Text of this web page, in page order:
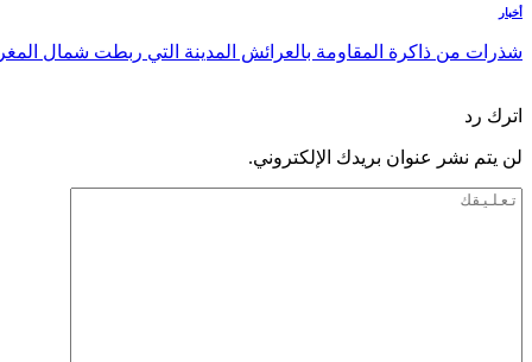
أخبار
شذرات من ذاكرة المقاومة بالعرائش المدينة التي ربطت شمال
اترك رد
لن يتم نشر عنوان بريدك الإلكتروني.